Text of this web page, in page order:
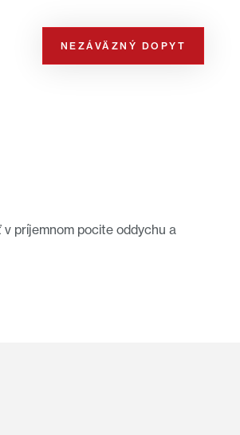
NEZÁVÄZNÝ DOPYT
príjemnom pocite oddychu a